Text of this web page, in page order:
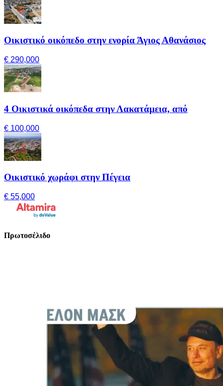
Οικιστικό οικόπεδο στην ενορία Άγιος Αθανάσιος
€ 290,000
4 Οικιστικά οικόπεδα στην Λακατάμεια, από
€ 100,000
Οικιστικό χωράφι στην Πέγεια
€ 55,000
Πρωτοσέλιδο